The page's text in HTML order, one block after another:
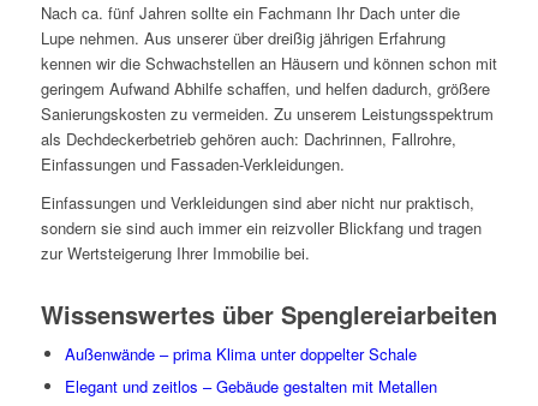
Nach ca. fünf Jahren sollte ein Fachmann Ihr Dach unter die
Lupe nehmen. Aus unserer über dreißig jährigen Erfahrung
kennen wir die Schwachstellen an Häusern und können schon mit
geringem Aufwand Abhilfe schaffen, und helfen dadurch, größere
Sanierungskosten zu vermeiden. Zu unserem Leistungsspektrum
als Dechdeckerbetrieb gehören auch: Dachrinnen, Fallrohre,
Einfassungen und Fassaden-Verkleidungen.
Einfassungen und Verkleidungen sind aber nicht nur praktisch,
sondern sie sind auch immer ein reizvoller Blickfang und tragen
zur Wertsteigerung Ihrer Immobilie bei.
Wissenswertes über Spenglereiarbeiten
Außenwände – prima Klima unter doppelter Schale
Elegant und zeitlos – Gebäude gestalten mit Metallen